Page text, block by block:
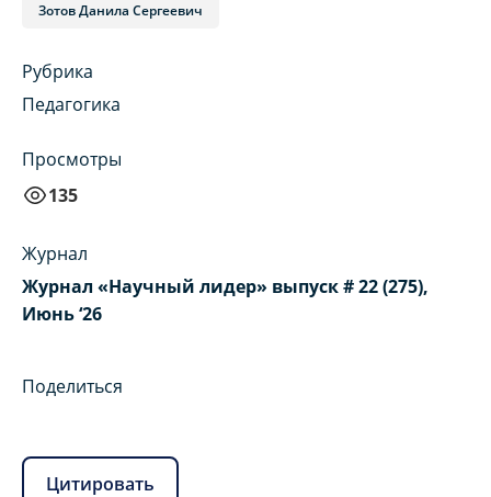
Зотов Данила Сергеевич
Рубрика
Педагогика
Просмотры
135
Журнал
Журнал «Научный лидер» выпуск # 22 (275),
Июнь ‘26
Поделиться
Цитировать